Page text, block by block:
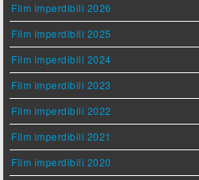
Film imperdibili 2026
Film imperdibili 2025
Film imperdibili 2024
Film imperdibili 2023
Film imperdibili 2022
Film imperdibili 2021
Film imperdibili 2020